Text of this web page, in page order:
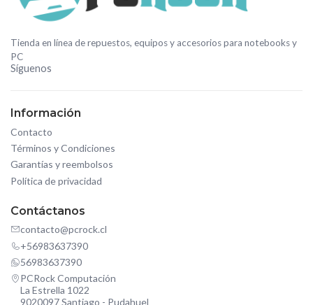
Tienda en línea de repuestos, equipos y accesorios para notebooks y
PC
Síguenos
Información
Contacto
Términos y Condiciones
Garantías y reembolsos
Política de privacidad
Contáctanos
contacto@pcrock.cl
+56983637390
56983637390
PCRock Computación
La Estrella 1022
9020097 Santiago - Pudahuel